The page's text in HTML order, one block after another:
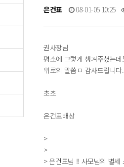
은건표 08-01-05 10:25
권사장님
평소에 그렇게 챙겨주셨는
위로의 말씀ㅁ 감사드립니다.
초초
은건표배상
>
>
> 은건표님 !! 사모님의 별